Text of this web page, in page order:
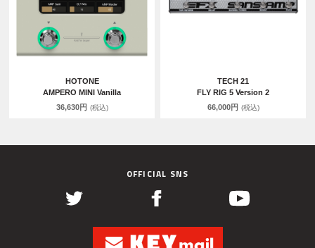
HOTONE
AMPERO MINI Vanilla
36,630円 (税込)
TECH 21
FLY RIG 5 Version 2
66,000円 (税込)
OFFICIAL SNS